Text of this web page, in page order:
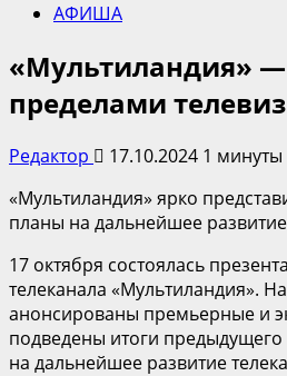
АФИША
«Мультиландия» —
пределами
Редактор 17.10.2024 1 минуты
«Мультиландия» ярко
планы на дальнейшее развитие
17 октября состоялась
телеканала «Мультиландия».
анонсированы премьерные и
подведены итоги
на дальнейшее развитие